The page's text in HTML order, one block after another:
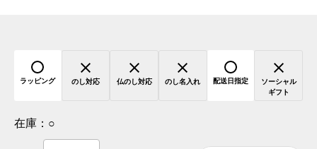
ラッピング のし対応 仏のし対応 のし名入れ 配送日指定
ソーシャル
ギフト
在庫： ○